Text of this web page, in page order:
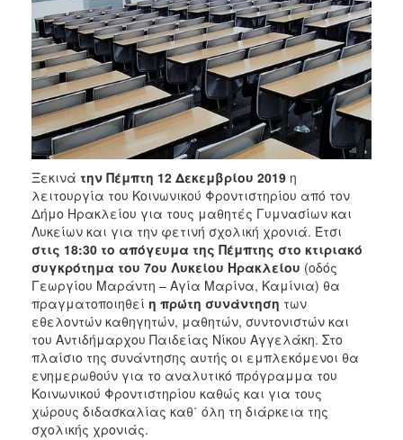
2010
2006
ΔΗΜΟΤΗΣ
ΕΠΙΣΚΕΠΤΗΣ
ΗΡΑΚΛΕΙΟ
Ξεκινά την Πέμπτη 12 Δεκεμβρίου 2019 η
λειτουργία του Κοινωνικού Φροντιστηρίου από τον
Δήμο Ηρακλείου για τους μαθητές Γυμνασίων και
Λυκείων και για την φετινή σχολική χρονιά. Έτσι
στις 18:30 το απόγευμα της Πέμπτης στο κτιριακό
συγκρότημα του 7ου Λυκείου Ηρακλείου (οδός
Γεωργίου Μαράντη – Αγία Μαρίνα, Καμίνια) θα
πραγματοποιηθεί η πρώτη συνάντηση των
εθελοντών καθηγητών, μαθητών, συντονιστών και
του Αντιδήμαρχου Παιδείας Νίκου Αγγελάκη. Στο
πλαίσιο της συνάντησης αυτής οι εμπλεκόμενοι θα
ενημερωθούν για το αναλυτικό πρόγραμμα του
Κοινωνικού Φροντιστηρίου καθώς και για τους
χώρους διδασκαλίας καθ΄ όλη τη διάρκεια της
σχολικής χρονιάς.